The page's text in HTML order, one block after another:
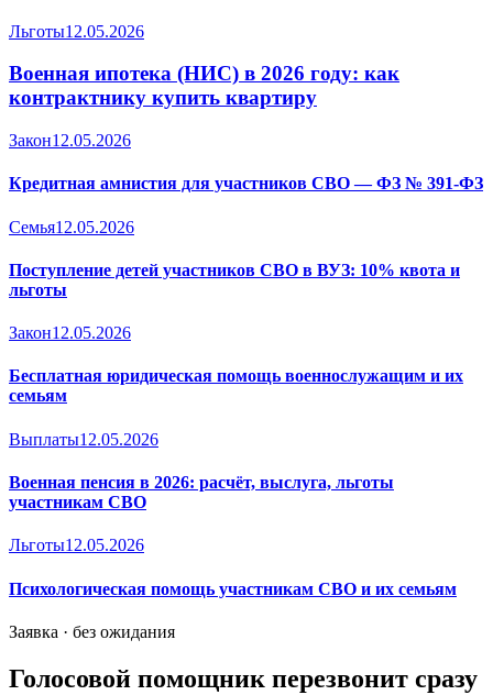
Льготы12.05.2026
Военная ипотека (НИС) в 2026 году: как
контрактнику купить квартиру
Закон12.05.2026
Кредитная амнистия для участников СВО — ФЗ № 391-ФЗ
Семья12.05.2026
Поступление детей участников СВО в ВУЗ: 10% квота и
льготы
Закон12.05.2026
Бесплатная юридическая помощь военнослужащим и их
семьям
Выплаты12.05.2026
Военная пенсия в 2026: расчёт, выслуга, льготы
участникам СВО
Льготы12.05.2026
Психологическая помощь участникам СВО и их семьям
Заявка · без ожидания
Голосовой помощник перезвонит сразу